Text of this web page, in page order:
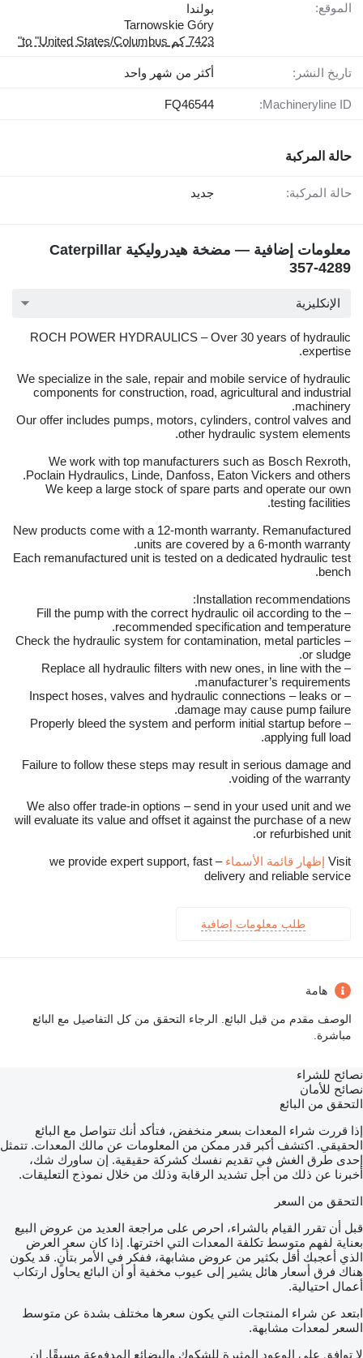
الموقع:
بولندا
Tarnowskie Góry
7423 كم to "United States/Columbus"
تاريخ النشر: أكثر من شهر واحد
Machineryline ID:
FQ46544
حالة المركبة
حالة المركبة: جديد
معلومات إضافية — مضخة هيدروليكية Caterpillar
357-4289
الإنكليزية
ROCH POWER HYDRAULICS – Over 30 years of hydraulic
expertise.
We specialize in the sale, repair and mobile service of hydraulic
components for construction, road, agricultural and industrial
machinery.
Our offer includes pumps, motors, cylinders, control valves and
other hydraulic system elements.
We work with top manufacturers such as Bosch Rexroth,
Poclain Hydraulics, Linde, Danfoss, Eaton Vickers and others.
We keep a large stock of spare parts and operate our own
testing facilities.
New products come with a 12-month warranty. Remanufactured
units are covered by a 6-month warranty.
Each remanufactured unit is tested on a dedicated hydraulic test
bench.
Installation recommendations:
– Fill the pump with the correct hydraulic oil according to the
recommended specification and temperature.
– Check the hydraulic system for contamination, metal particles
or sludge.
– Replace all hydraulic filters with new ones, in line with the
manufacturer’s requirements.
– Inspect hoses, valves and hydraulic connections – leaks or
damage may cause pump failure.
– Properly bleed the system and perform initial startup before
applying full load.
Failure to follow these steps may result in serious damage and
voiding of the warranty.
We also offer trade-in options – send in your used unit and we
will evaluate its value and offset it against the purchase of a new
or refurbished unit.
Visit إظهار قائمة الأسماء
– we provide expert support, fast
delivery and reliable service
طلب معلومات إضافية
هامة
الوصف مقدم من قبل البائع. الرجاء التحقق من كل التفاصيل مع البائع
مباشرة.
نصائح للشراء
نصائح للأمان
التحقق من البائع
إذا قررت شراء المعدات بسعر منخفض، فتأكد أنك تتواصل مع البائع
الحقيقي. اكتشف أكبر قدر ممكن من المعلومات عن مالك المعدات. تتمثل
إحدى طرق الغش في تقديم نفسك كشركة حقيقية. إن ساورك شك،
أخبرنا عن ذلك من أجل تشديد الرقابة وذلك من خلال نموذج التعليقات.
التحقق من السعر
قبل أن تقرر القيام بالشراء، احرص على مراجعة العديد من عروض البيع
بعناية لفهم متوسط تكلفة المعدات التي اخترتها. إذا كان سعر العرض
الذي أعجبك أقل بكثير من عروض مشابهة، ففكر في الأمر بتأنٍ. قد يكون
هناك فرق أسعار هائل يشير إلى عيوب مخفية أو أن البائع يحاول ارتكاب
أعمال احتيالية.
ابتعد عن شراء المنتجات التي يكون سعرها مختلف بشدة عن متوسط
السعر لمعدات مشابهة.
لا توافق على الوعود المثيرة للشكوك والبضائع المدفوعة مسبقًا. إن